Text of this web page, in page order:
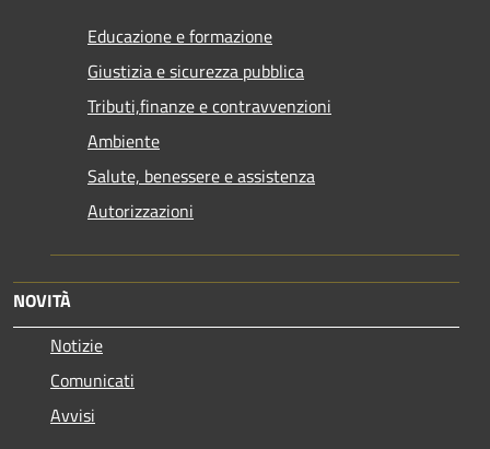
Educazione e formazione
Giustizia e sicurezza pubblica
Tributi,finanze e contravvenzioni
Ambiente
Salute, benessere e assistenza
Autorizzazioni
NOVITÀ
Notizie
Comunicati
Avvisi